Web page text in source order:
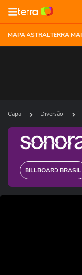
MAPA ASTRALTERRA
Capa Diversão
BILLBOARD BRASIL
Não